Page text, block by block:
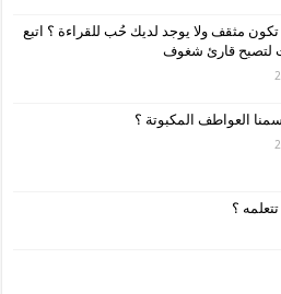
مثقف ولا يوجد لديك حُب للقراءة ؟ اتبع
لتصبح قارئ شغوف
العواطف المكبوتة ؟